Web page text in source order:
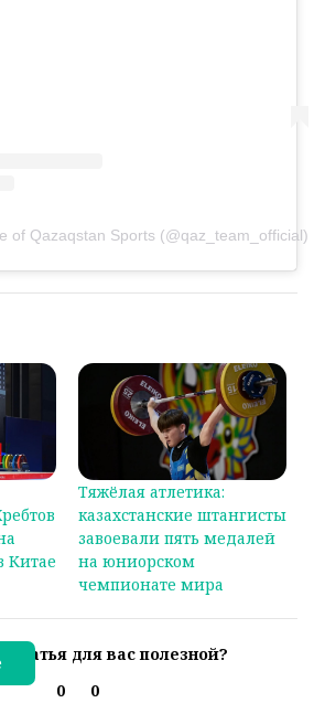
of Qazaqstan Sports (@qaz_team_official)
Китае
Тяжёлая атлетика:
казахстанские штангисты
завоевали пять медалей
на юниорском
чемпионате мира
статья для вас полезной?
0
0